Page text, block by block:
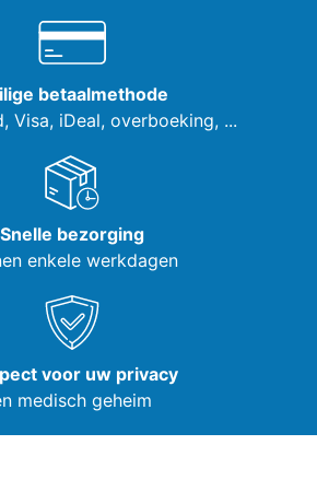
betaalmethode
Visa, iDeal, overboeking, ...
Snelle bezorging
enkele werkdagen
voor uw privacy
medisch geheim